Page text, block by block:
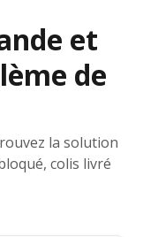
et
de
la solution
colis livré